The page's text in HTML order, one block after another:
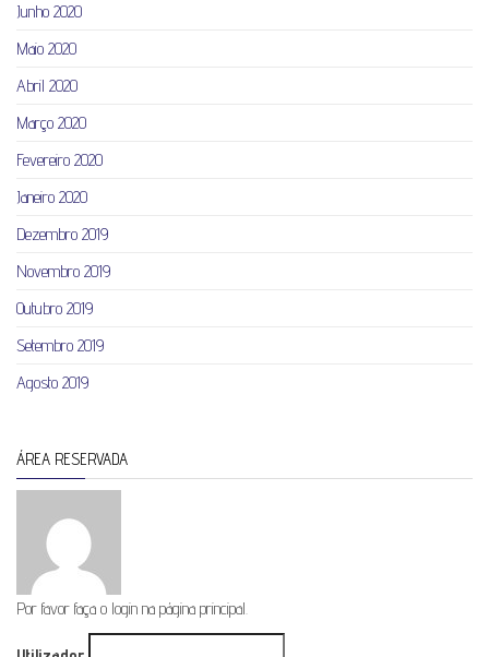
Junho 2020
Maio 2020
Abril 2020
Março 2020
Fevereiro 2020
Janeiro 2020
Dezembro 2019
Novembro 2019
Outubro 2019
Setembro 2019
Agosto 2019
ÁREA RESERVADA
Por favor faça o login na página principal.